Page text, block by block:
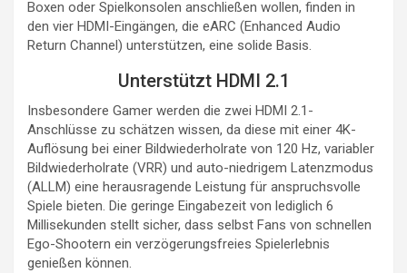
Boxen oder Spielkonsolen anschließen wollen, finden in
den vier HDMI-Eingängen, die eARC (Enhanced Audio
Return Channel) unterstützen, eine solide Basis.
Unterstützt HDMI 2.1
Insbesondere Gamer werden die zwei HDMI 2.1-
Anschlüsse zu schätzen wissen, da diese mit einer 4K-
Auflösung bei einer Bildwiederholrate von 120 Hz, variabler
Bildwiederholrate (VRR) und auto-niedrigem Latenzmodus
(ALLM) eine herausragende Leistung für anspruchsvolle
Spiele bieten. Die geringe Eingabezeit von lediglich 6
Millisekunden stellt sicher, dass selbst Fans von schnellen
Ego-Shootern ein verzögerungsfreies Spielerlebnis
genießen können.